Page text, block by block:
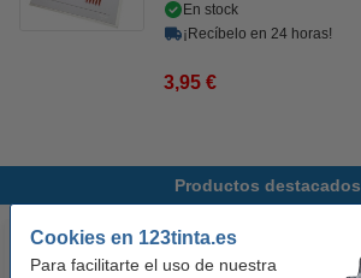
Cookies en 123tinta.es
Para facilitarte el uso de nuestra
En stock
¡Recíbelo en 24 horas!
3,95 €
Productos destacados